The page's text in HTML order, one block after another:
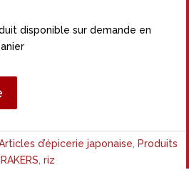
disponible sur demande en
d’épicerie japonaise
Produits
riz